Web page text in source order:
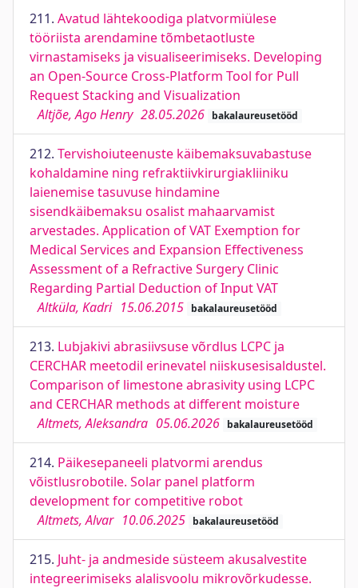
211. Avatud lähtekoodiga platvormiülese
tööriista arendamine tõmbetaotluste
virnastamiseks ja visualiseerimiseks. Developing
an Open-Source Cross-Platform Tool for Pull
Request Stacking and Visualization
Altjõe, Ago Henry 28.05.2026 bakalaureusetööd
212. Tervishoiuteenuste käibemaksuvabastuse
kohaldamine ning refraktiivkirurgiakliiniku
laienemise tasuvuse hindamine
sisendkäibemaksu osalist mahaarvamist
arvestades. Application of VAT Exemption for
Medical Services and Expansion Effectiveness
Assessment of a Refractive Surgery Clinic
Regarding Partial Deduction of Input VAT
Altküla, Kadri 15.06.2015 bakalaureusetööd
213. Lubjakivi abrasiivsuse võrdlus LCPC ja
CERCHAR meetodil erinevatel niiskusesisaldustel.
Comparison of limestone abrasivity using LCPC
and CERCHAR methods at different moisture
Altmets, Aleksandra 05.06.2026 bakalaureusetööd
214. Päikesepaneeli platvormi arendus
võistlusrobotile. Solar panel platform
development for competitive robot
Altmets, Alvar 10.06.2025 bakalaureusetööd
215. Juht- ja andmeside süsteem akusalvestite
integreerimiseks alalisvoolu mikrovõrkudesse.